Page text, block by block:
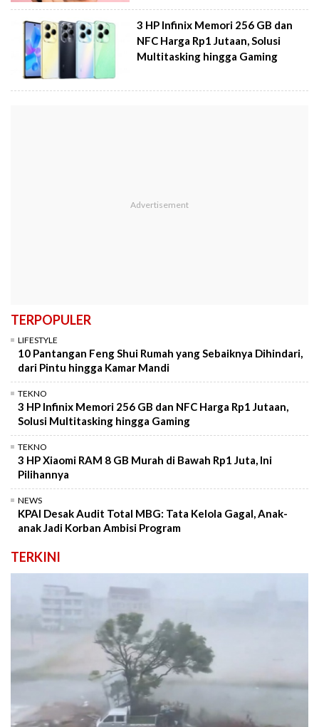
3 HP Infinix Memori 256 GB dan
NFC Harga Rp1 Jutaan, Solusi
Multitasking hingga Gaming
TERPOPULER
LIFESTYLE
10 Pantangan Feng Shui Rumah yang Sebaiknya Dihindari,
dari Pintu hingga Kamar Mandi
TEKNO
3 HP Infinix Memori 256 GB dan NFC Harga Rp1 Jutaan,
Solusi Multitasking hingga Gaming
TEKNO
3 HP Xiaomi RAM 8 GB Murah di Bawah Rp1 Juta, Ini
Pilihannya
NEWS
KPAI Desak Audit Total MBG: Tata Kelola Gagal, Anak-
anak Jadi Korban Ambisi Program
TERKINI